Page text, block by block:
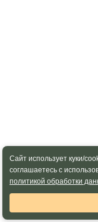
Сайт использует куки/
соглашаетесь с
политикой обработки